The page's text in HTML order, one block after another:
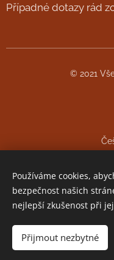
Případné dotazy rád
© 2021
Používáme cookies,
bezpečnost našich
nejlepší zkušenost při
Přijmout nezbytné